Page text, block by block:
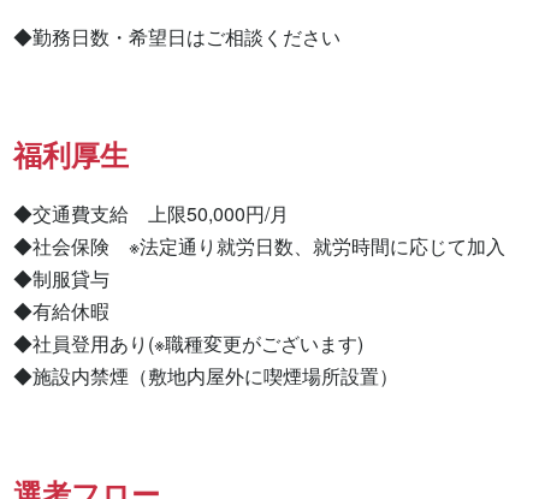
◆勤務日数・希望日はご相談ください
福利厚生
◆交通費支給　上限50,000円/月
◆社会保険　※法定通り就労日数、就労時間に応じて加入
◆制服貸与
◆有給休暇
◆社員登用あり(※職種変更がございます)
◆施設内禁煙（敷地内屋外に喫煙場所設置）